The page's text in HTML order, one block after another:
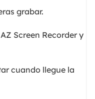
grabar.
Screen Recorder y
cuando llegue la